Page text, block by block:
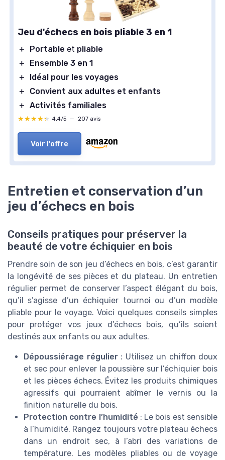
Jeu d'échecs en bois pliable 3 en 1
＋ Portable et pliable
＋
Ensemble 3 en 1
＋
Idéal pour les voyages
＋
Convient aux adultes et enfants
＋ Activités familiales
★★★★★
★★★★★ 4,4/5 — 207 avis
Voir l'offre
Entretien et conservation d’un
jeu d’échecs en bois
Conseils pratiques pour préserver la
beauté de votre échiquier en bois
Prendre soin de son jeu d’échecs en bois, c’est garantir
la longévité de ses pièces et du plateau. Un entretien
régulier permet de conserver l’aspect élégant du bois,
qu’il s’agisse d’un échiquier tournoi ou d’un modèle
pliable pour le voyage. Voici quelques conseils simples
pour protéger vos jeux d’échecs bois, qu’ils soient
destinés aux enfants ou aux adultes.
Dépoussiérage régulier: Utilisez un chiffon doux
et sec pour enlever la poussière sur l’échiquier bois
et les pièces échecs. Évitez les produits chimiques
agressifs qui pourraient abîmer le vernis ou la
finition naturelle du bois.
Protection contre l’humidité : Le bois est sensible
à l’humidité. Rangez toujours votre plateau échecs
dans un endroit sec, à l’abri des variations de
température. Les modèles pliables ou de voyage